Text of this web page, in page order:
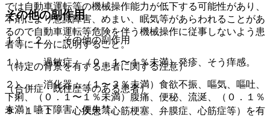
では自動車運転等の機械操作能力が低下する可能性があり、
本剤により意識障害、めまい、眠気等があらわれることがあ
るので自動車運転等危険を伴う機械操作に従事しないよう患
者等に十分に説明すること。
（特定の背景を有する患者に関する注意）
（合併症・既往歴等のある患者）
９．１．１． 心疾患（心筋梗塞、弁膜症、心筋症等）を有
その他の副作用
１１．２． その他の副作用
１）． 過敏症：（０．１〜１％未満）発疹、そう痒感。
２）． 消化器：（１〜３％未満）食欲不振、嘔気、嘔吐、
下痢、（０．１〜１％未満）腹痛、便秘、流涎、（０．１％
未満）嚥下障害、便失禁。